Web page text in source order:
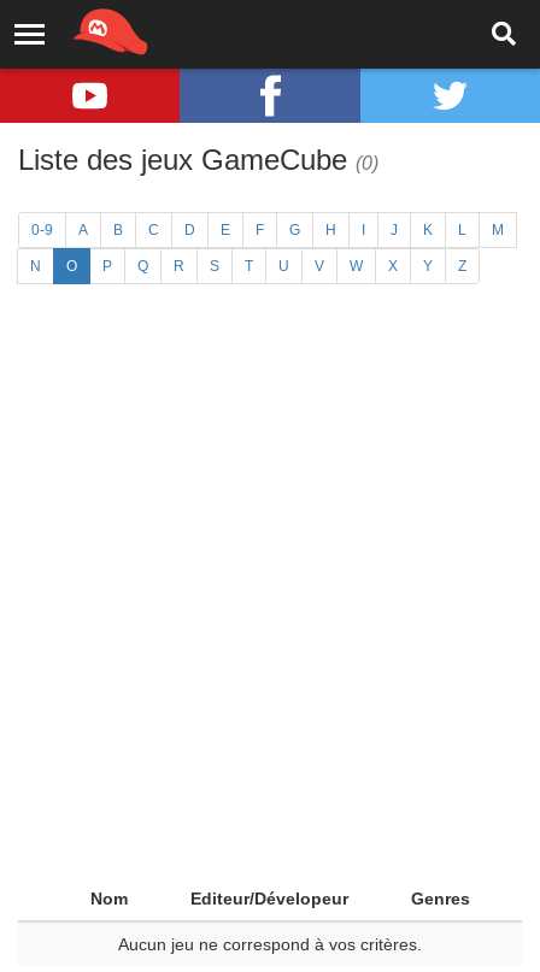
Liste des jeux GameCube (0)
0-9 A B C D E F G H J K L M
N O P Q R S T U V W X Y Z
Nom Editeur/Dévelopeur Genres
Aucun jeu ne correspond à vos critères.